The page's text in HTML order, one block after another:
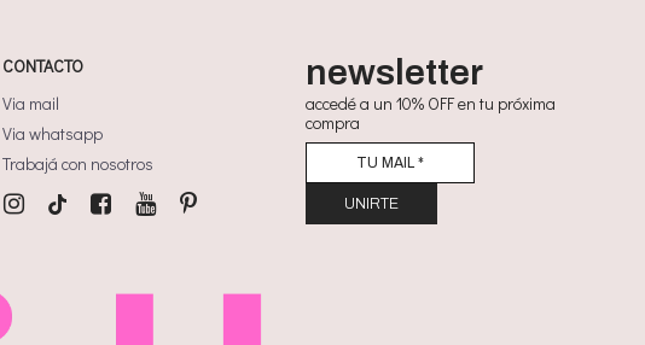
CONTACTO
Via mail
Via whatsapp
Trabajá con nosotros
newsletter
accedé a un 10% OFF en tu próxima
compra